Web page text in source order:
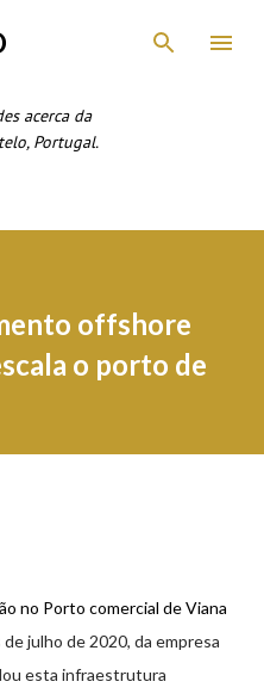
principal
acerca da
Portugal.
offshore
o porto de
no Porto comercial de Viana
julho de 2020, da empresa
esta infraestrutura